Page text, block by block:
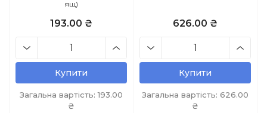
ящ)
193.00 ₴
Купити
Загальна вартість:193.00
₴
626.00 ₴
Купити
Загальна вартість: 626.00
₴